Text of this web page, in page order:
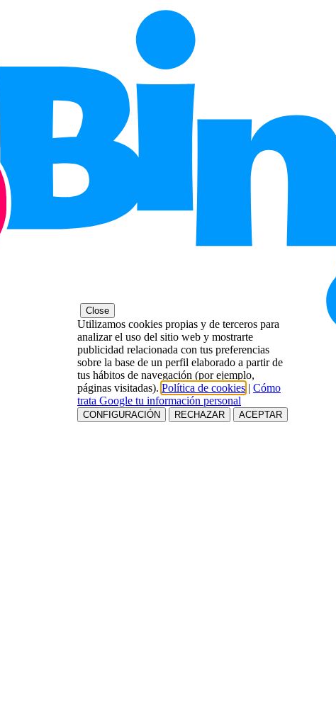
Close
Utilizamos cookies propias y de terceros para
analizar el uso del sitio web y mostrarte
publicidad relacionada con tus preferencias
sobre la base de un perfil elaborado a partir de
tus hábitos de navegación (por ejemplo,
páginas visitadas). Política de cookies | Cómo
trata Google tu información personal
CONFIGURACIÓN RECHAZAR ACEPTAR